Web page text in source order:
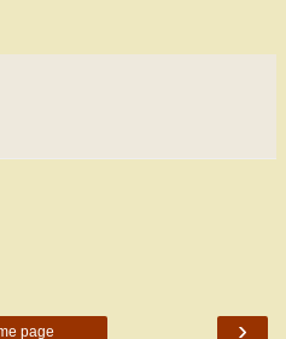
›
page